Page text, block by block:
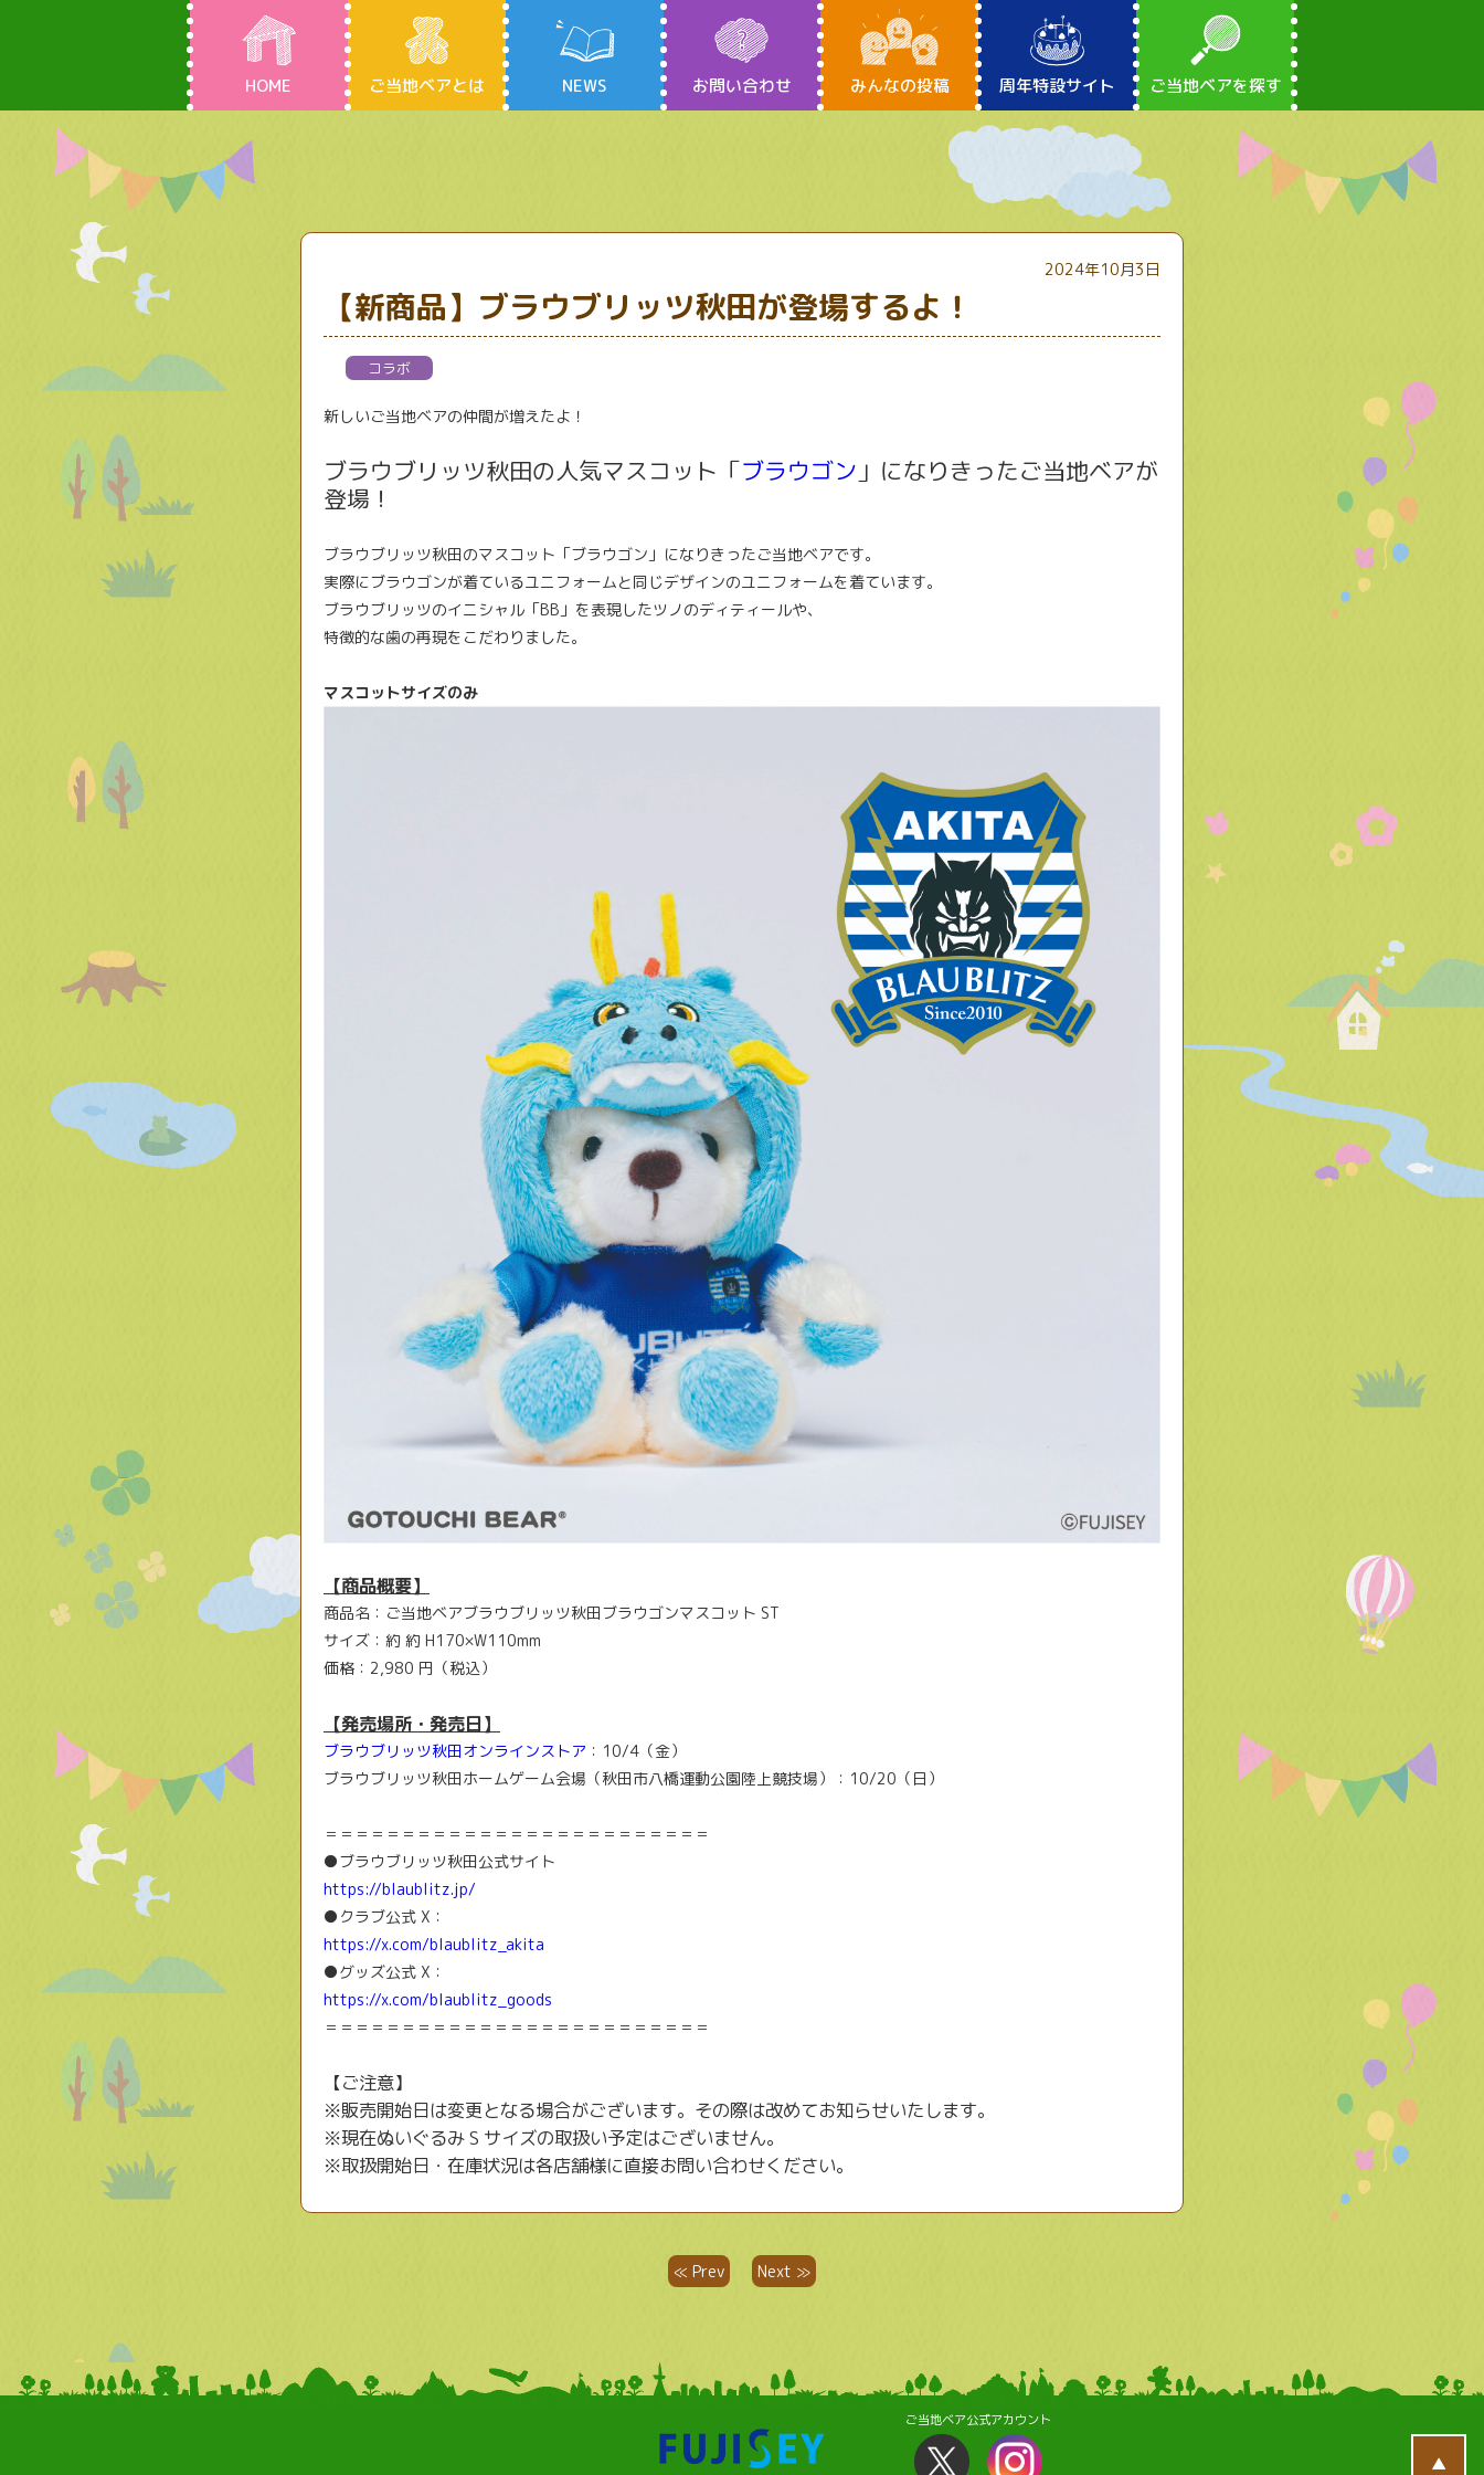
HOME ご当地ベアとは NEWS お問い合わせ みんなの投稿 周年特設サイト ご当地ベアを探す
2024年10月3日
【新商品】ブラウブリッツ秋田が登場するよ！
コラボ
新しいご当地ベアの仲間が増えたよ！
ブラウブリッツ秋田の人気マスコット「ブラウゴン 」になりきったご当地ベアが
登場！
ブラウブリッツ秋田のマスコット「ブラウゴン」になりきったご当地ベアです。
実際にブラウゴンが着ているユニフォームと同じデザインのユニフォームを着ています。
ブラウブリッツのイニシャル「BB」を表現したツノのディティールや、
特徴的な歯の再現をこだわりました。
マスコットサイズのみ
【商品概要】
商品名：ご当地ベアブラウブリッツ秋田ブラウゴンマスコット ST
サイズ：約 約 H170×W110mm
価格：2,980 円（税込）
【発売場所・発売日】
ブラウブリッツ秋田オンラインストア ：10/4（金）
ブラウブリッツ秋田ホームゲーム会場（秋田市八橋運動公園陸上競技場）：10/20（日）
＝＝＝＝＝＝＝＝＝＝＝＝＝＝＝＝＝＝＝＝＝＝＝＝＝
●ブラウブリッツ秋田公式サイト
https://blaublitz.jp/
●クラブ公式 X：
https://x.com/blaublitz_akita
●グッズ公式 X：
https://x.com/blaublitz_goods
＝＝＝＝＝＝＝＝＝＝＝＝＝＝＝＝＝＝＝＝＝＝＝＝＝
【ご注意】
※販売開始日は変更となる場合がございます。その際は改めてお知らせいたします。
※現在ぬいぐるみ S サイズの取扱い予定はございません。
※取扱開始日・在庫状況は各店舗様に直接お問い合わせください。
≪ Prev Next ≫
ご当地ベア公式アカウント
▲